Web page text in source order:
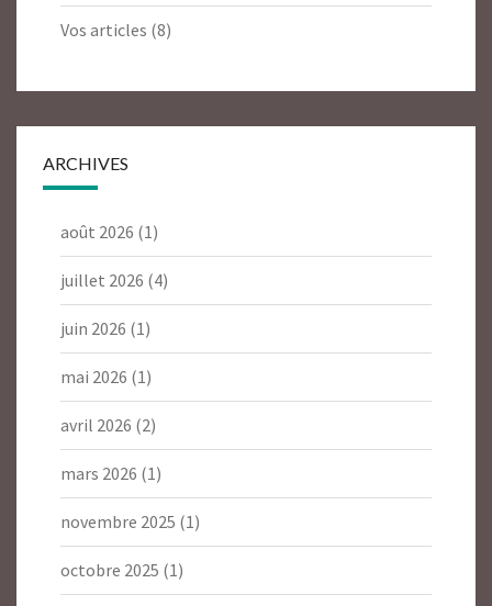
Vos articles (8)
ARCHIVES
août 2026 (1)
juillet 2026 (4)
juin 2026 (1)
mai 2026 (1)
avril 2026 (2)
mars 2026 (1)
novembre 2025 (1)
octobre 2025 (1)